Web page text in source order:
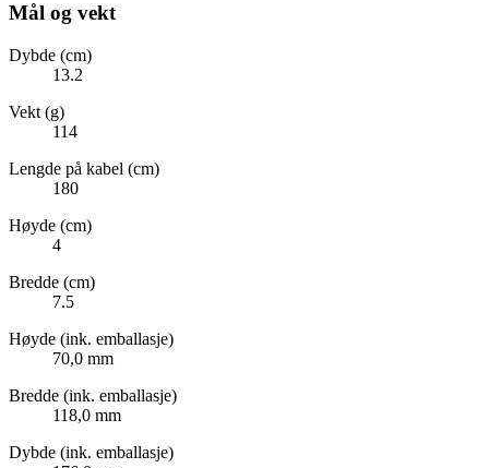
Mål og vekt
Dybde (cm)
13.2
Vekt (g)
114
Lengde på kabel (cm)
180
Høyde (cm)
4
Bredde (cm)
7.5
Høyde (ink. emballasje)
70,0 mm
Bredde (ink. emballasje)
118,0 mm
Dybde (ink. emballasje)